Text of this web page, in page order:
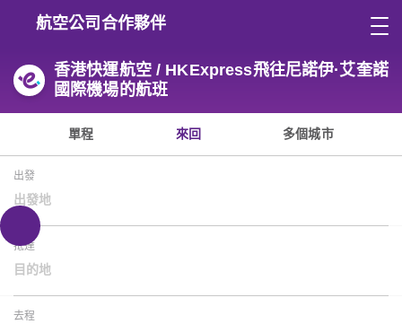
航空公司合作夥伴
香港快運航空 / HKExpress飛往尼諾伊·艾奎諾
國際機場的航班
單程 來回 多個城市
出發
出發地
抵達
目的地
去程